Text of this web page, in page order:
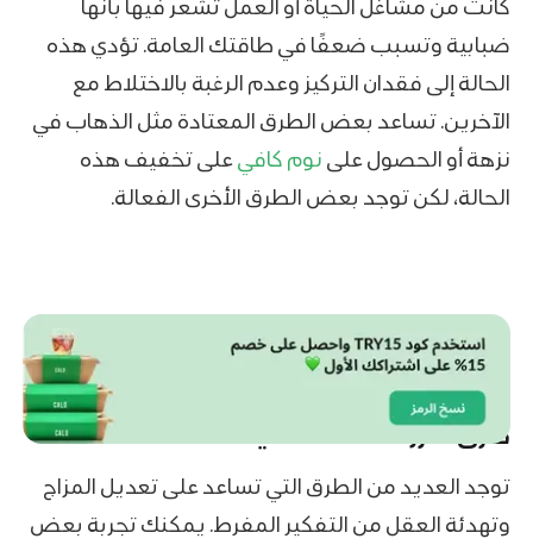
كانت من مشاغل الحياة أو العمل تشعر فيها بأنها
ضبابية وتسبب ضعفًا في طاقتك العامة. تؤدي هذه
الحالة إلى فقدان التركيز وعدم الرغبة بالاختلاط مع
الآخرين. تساعد بعض الطرق المعتادة مثل الذهاب في
نزهة أو الحصول على نوم كافيعلى تخفيف هذه
الحالة، لكن توجد بعض الطرق الأخرى الفعالة.
طرق تعزز الصحة النفسية
توجد العديد من الطرق التي تساعد على تعديل المزاج
وتهدئة العقل من التفكير المفرط. يمكنك تجربة بعض